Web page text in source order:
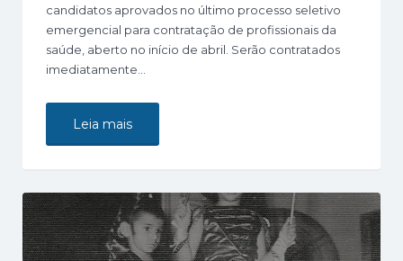
candidatos aprovados no último processo seletivo
emergencial para contratação de profissionais da
saúde, aberto no início de abril. Serão contratados
imediatamente…
Leia mais